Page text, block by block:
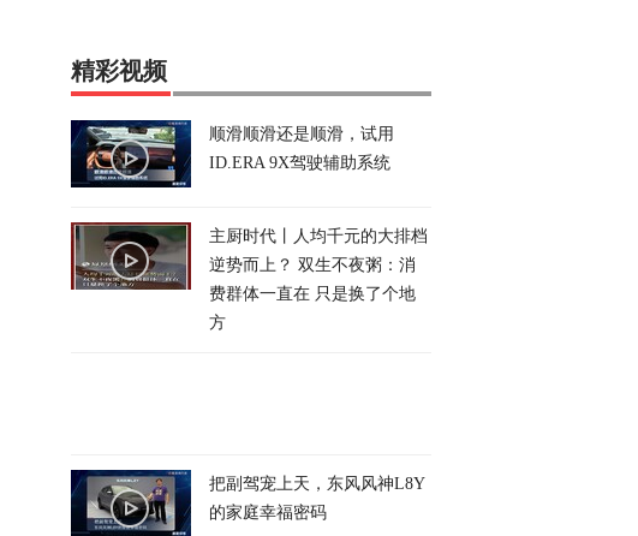
精彩视频
顺滑顺滑还是顺滑，试用
ID.ERA 9X驾驶辅助系统
主厨时代丨人均千元的大排档
逆势而上？ 双生不夜粥：消
费群体一直在 只是换了个地
方
把副驾宠上天，东风风神L8Y
的家庭幸福密码